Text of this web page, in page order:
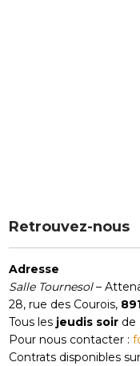
Retrouvez-nous
Adresse
Salle Tournesol–
28, rue des Courois,
Tous les jeudis soir de
Pour nous contacter :
Contrats disponibles